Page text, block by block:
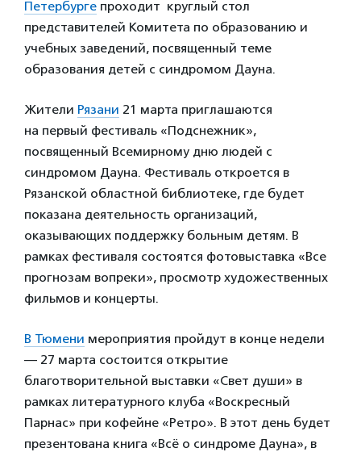
Петербурге проходит круглый стол
представителей Комитета по образованию и
учебных заведений, посвященный теме
образования детей с синдромом Дауна.
Жители Рязани 21 марта приглашаются
на первый фестиваль «Подснежник»,
посвященный Всемирному дню людей с
синдромом Дауна. Фестиваль откроется в
Рязанской областной библиотеке, где будет
показана деятельность организаций,
оказывающих поддержку больным детям. В
рамках фестиваля состоятся фотовыставка «Все
прогнозам вопреки», просмотр художественных
фильмов и концерты.
В Тюмени мероприятия пройдут в конце недели
— 27 марта состоится открытие
благотворительной выставки «Свет души» в
рамках литературного клуба «Воскресный
Парнас» при кофейне «Ретро». В этот день будет
презентована книга «Всё о синдроме Дауна», в